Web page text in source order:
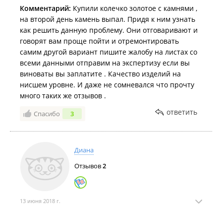
Комментарий: Купили колечко золотое с камнями ,
на второй день камень выпал. Придя к ним узнать
как решить данную проблему. Они отговаривают и
говорят вам проще пойти и отремонтировать
самим другой вариант пишите жалобу на листах со
всеми данными отправим на экспертизу если вы
виноваты вы заплатите . Качество изделий на
нисшем уровне. И даже не сомневался что прочту
много таких же отзывов .
Спасибо 3 ответить
Диана
Отзывов2
13 июня 2018 г.